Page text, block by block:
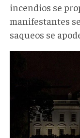
incendios se
manifestantes
saqueos se